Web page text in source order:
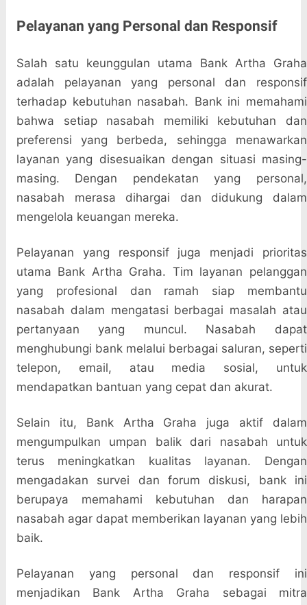
Pelayanan yang Personal dan Responsif
Salah satu keunggulan utama Bank Artha Graha
adalah pelayanan yang personal dan responsif
terhadap kebutuhan nasabah. Bank ini memahami
bahwa setiap nasabah memiliki kebutuhan dan
preferensi yang berbeda, sehingga menawarkan
layanan yang disesuaikan dengan situasi masing-
masing. Dengan pendekatan yang personal,
nasabah merasa dihargai dan didukung dalam
mengelola keuangan mereka.
Pelayanan yang responsif juga menjadi prioritas
utama Bank Artha Graha. Tim layanan pelanggan
yang profesional dan ramah siap membantu
nasabah dalam mengatasi berbagai masalah atau
pertanyaan yang muncul. Nasabah dapat
menghubungi bank melalui berbagai saluran, seperti
telepon, email, atau media sosial, untuk
mendapatkan bantuan yang cepat dan akurat.
Selain itu, Bank Artha Graha juga aktif dalam
mengumpulkan umpan balik dari nasabah untuk
terus meningkatkan kualitas layanan. Dengan
mengadakan survei dan forum diskusi, bank ini
berupaya memahami kebutuhan dan harapan
nasabah agar dapat memberikan layanan yang lebih
baik.
Pelayanan yang personal dan responsif ini
menjadikan Bank Artha Graha sebagai mitra